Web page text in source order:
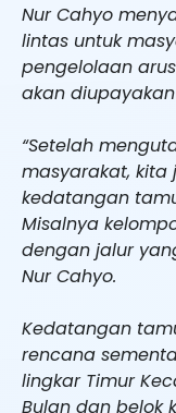
Nur Cahyo
lintas untuk
pengelolaan
akan
“Setelah
masyarakat, kita
kedatangan
Misalnya
dengan jalur
Nur Cahyo.
Kedatangan
rencana
lingkar Timur
Bulan dan belok